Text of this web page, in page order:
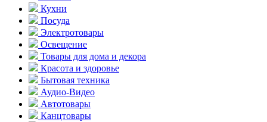
Кухни
Посуда
Электротовары
Освещение
Товары для дома и декора
Красота и здоровье
Бытовая техника
Аудио-Видео
Автотовары
Канцтовары